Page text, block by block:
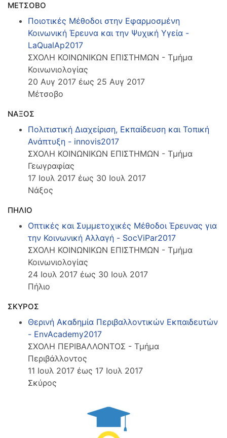
ΜΕΤΣΟΒΟ
Ποιοτικές Μέθοδοι στην Εφαρμοσμένη
Κοινωνική Έρευνα και την Ψυχική Υγεία -
LaQualAp2017
ΣΧΟΛΗ ΚΟΙΝΩΝΙΚΩΝ ΕΠΙΣΤΗΜΩΝ - Τμήμα
Κοινωνιολογίας
20 Αυγ 2017 έως 25 Αυγ 2017
Μέτσοβο
ΝΑΞΟΣ
Πολιτιστική Διαχείριση, Εκπαίδευση και Τοπική
Ανάπτυξη - innovis2017
ΣΧΟΛΗ ΚΟΙΝΩΝΙΚΩΝ ΕΠΙΣΤΗΜΩΝ - Τμήμα
Γεωγραφίας
17 Ιουλ 2017 έως 30 Ιουλ 2017
Νάξος
ΠΗΛΙΟ
Οπτικές και Συμμετοχικές Μέθοδοι Έρευνας για
την Κοινωνική Αλλαγή - SocViPar2017
ΣΧΟΛΗ ΚΟΙΝΩΝΙΚΩΝ ΕΠΙΣΤΗΜΩΝ - Τμήμα
Κοινωνιολογίας
24 Ιουλ 2017 έως 30 Ιουλ 2017
Πήλιο
ΣΚΥΡΟΣ
Θερινή Ακαδημία Περιβαλλοντικών Εκπαιδευτών
- EnvAcademy2017
ΣΧΟΛΗ ΠΕΡΙΒΑΛΛΟΝΤΟΣ - Τμήμα
Περιβάλλοντος
11 Ιουλ 2017 έως 17 Ιουλ 2017
Σκύρος